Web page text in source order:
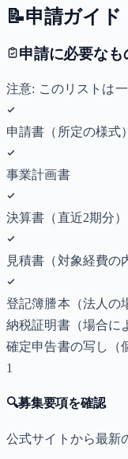
📝申請ガイド
申請に必要なも
注意: このリストは
申請書（所定の様式）
事業計画書
決算書（直近2期分）
見積書（対象経費の
登記簿謄本（法人の
納税証明書（場合に
確定申告書の写し（
1
🔍募集要項を確認
公式サイトから最新